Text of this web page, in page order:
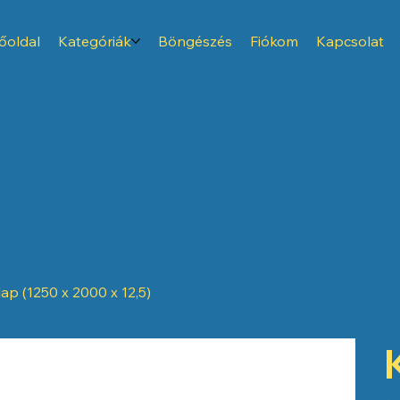
Kategóriák Böngészés Fiókom Kapcsolat
(1250 x 2000 x 12,5)